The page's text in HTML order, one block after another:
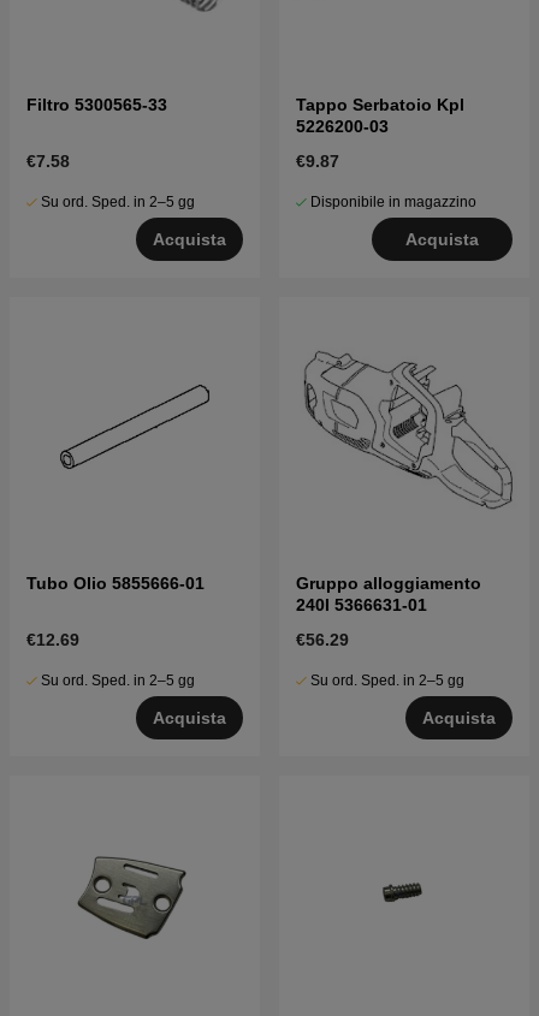
Filtro 5300565-33
€7.58
Su ord. Sped. in 2–5 gg
Acquista
Tappo Serbatoio Kpl
5226200-03
€9.87
Disponibile in magazzino
Acquista
Tubo Olio 5855666-01
€12.69
Su ord. Sped. in 2–5 gg
Acquista
Gruppo alloggiamento
240I 5366631-01
€56.29
Su ord. Sped. in 2–5 gg
Acquista